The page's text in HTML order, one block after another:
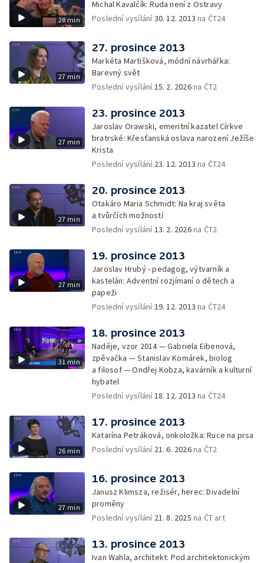
28 min
Michal Kavalčík: Ruda není z Ostravy
Poslední vysílání30. 12. 2013 na ČT24
27 min
27. prosince 2013
Markéta Martišková, módní návrhářka:
Barevný svět
Poslední vysílání15. 2. 2026na ČT2
27 min
23. prosince 2013
Jaroslav Orawski, emeritní kazatel Církve
bratrské: Křesťanská oslava narození Ježíše
Krista
Poslední vysílání 23. 12. 2013 na ČT24
27 min
20. prosince 2013
Otakáro Maria Schmidt: Na kraj světa
a tvůrčích možností
Poslední vysílání13. 2. 2026na ČT2
27 min
19. prosince 2013
Jaroslav Hrubý - pedagog, výtvarník a
kastelán: Adventní rozjímaní o dětech a
papeži
Poslední vysílání19. 12. 2013 na ČT24
31 min
18. prosince 2013
Naděje, vzor 2014 — Gabriela Eibenová,
zpěvačka — Stanislav Komárek, biolog
a filosof — Ondřej Kobza, kavárník a kulturní
hybatel
Poslední vysílání18. 12. 2013 na ČT24
26 min
17. prosince 2013
Katarína Petráková, onkoložka: Ruce na prsa
Poslední vysílání 21. 6. 2026na ČT2
27 min
16. prosince 2013
Janusz Klimsza, režisér, herec: Divadelní
proměny
Poslední vysílání 21. 8. 2025 na ČT art
13. prosince 2013
Ivan Wahla, architekt: Pod architektonickým